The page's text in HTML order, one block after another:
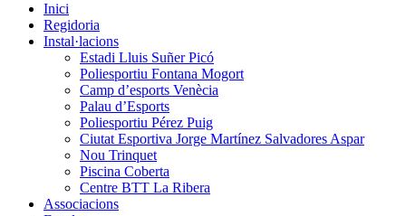
Inici
Regidoria
Instal·lacions
Estadi Lluis Suñer Picó
Poliesportiu Fontana Mogort
Camp d’esports Venècia
Palau d’Esports
Poliesportiu Pérez Puig
Ciutat Esportiva Jorge Martínez Salvadores Aspar
Nou Trinquet
Piscina Coberta
Centre BTT La Ribera
Associacions